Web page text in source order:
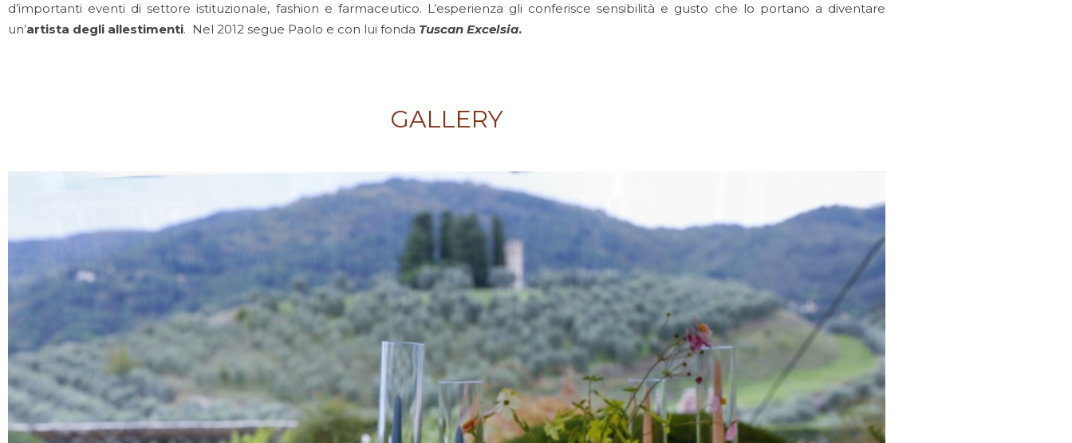
d’importanti eventi di settore istituzionale, fashion e farmaceutico. L’esperienza gli conferisce sensibilità e gusto che lo portano a diventare
un’artista degli allestimenti. Nel 2012 segue Paolo e con lui fonda Tuscan Excelsia.
GALLERY